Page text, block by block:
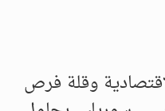
وقلة فرص